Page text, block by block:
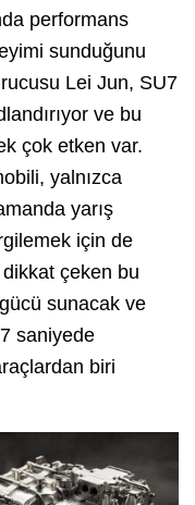
performans
sunduğunu
Lei Jun, SU7
ve bu
çok etken var.
yalnızca
yarış
için de
dikkat çeken bu
sunacak ve
saniyede
biri